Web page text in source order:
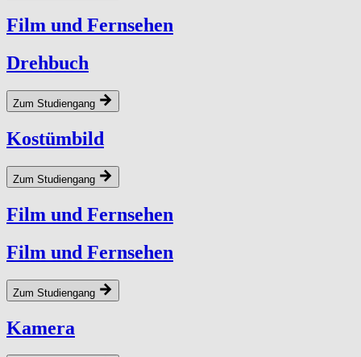
Film und Fernsehen
Drehbuch
Zum Studiengang
Kostümbild
Zum Studiengang
Film und Fernsehen
Film und Fernsehen
Zum Studiengang
Kamera